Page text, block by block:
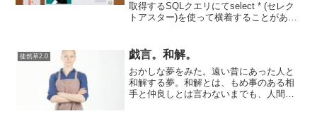
取得するSQLクエリにてselect * (セレク
トアスター)を使って横着することがあり
する！というのがシステム開発の常識だ
と言...
徒然草2.0 戯言。和解。
おかしな夢をみた。遠い昔にあった人と
和解する夢。和解とは、もめ事のある相
手と仲良しとは言わないまでも、人間関